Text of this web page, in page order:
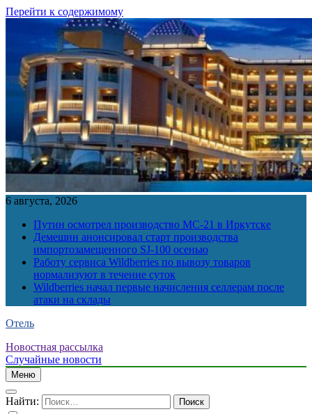
Перейти к содержимому
6 августа, 2026
Путин осмотрел производство МС-21 в Иркутске
Демешин анонсировал старт производства
импортозамещенного SJ-100 осенью
Работу сервиса Wildberries по вывозу товаров
нормализуют в течение суток
Wildberries начал первые начисления селлерам после
атаки на склады
Отель
Новостная рассылка
Случайные новости
Меню
Найти: